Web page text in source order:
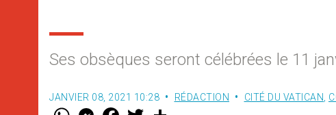
Ses obsèques seront célébrées le 11
JANVIER 08, 2021 10:28 RÉDACTION CITÉ DU VATICAN
W M F